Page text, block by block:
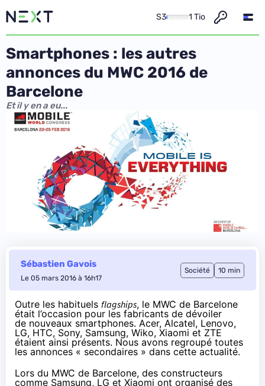
S3 1 Tio
Smartphones : les autres
annonces du MWC 2016 de
Barcelone
Et il y en a eu...
Sébastien Gavois
Le 05 mars 2016 à 16h17
Société 10 min
Outre les habituels flagships, le MWC de Barcelone
était l’occasion pour les fabricants de dévoiler
de nouveaux smartphones. Acer, Alcatel, Lenovo,
LG, HTC, Sony, Samsung, Wiko, Xiaomi et ZTE
étaient ainsi présents. Nous avons regroupé toutes
les annonces « secondaires » dans cette actualité.
Lors du MWC de Barcelone, des constructeurs
comme Samsung, LG et Xiaomi ont organisé des